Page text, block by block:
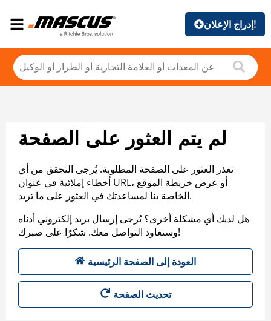
إدراج الإعلان!
لم يتم العثور على الصفحة
تعذر العثور على الصفحة المطلوبة. يُرجى التحقق من أي
أخطاء إملائية في عنوان URL، أو عرض خريطة الموقع
الخاصة بنا لمساعدتك في العثور على ما تريد.
هل لديك أي مشكلة أخرى؟ يُرجى إرسال بريد إلكتروني أدناه
وسنعاود التواصل معك. شكرًا على صبرك!
العودة إلى الصفحة الرئيسية
تحديث الصفحة